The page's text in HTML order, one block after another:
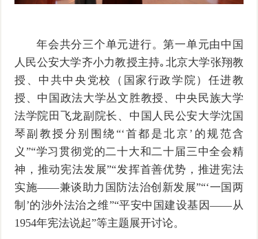
年会共分三个单元进行。第一单元由中国
人民公安大学齐小力教授主持｡北京大学张翔教
授、中共中央党校（国家行政学院）任进教
授、中国政法大学丛文胜教授、中央民族大学
法学院田飞龙副院长、中国人民公安大学沈国
琴副教授分别围绕“‘首都是北京’的规范含
义”“学习贯彻党的二十大和二十届三中全会精
神，推动宪法发展”“发挥首善优势，推进宪法
实施——兼谈助力国防法治创新发展”“‘一国两
制’的涉外法治之维”“平安中国建设基因——从
1954年宪法说起”等主题展开讨论。